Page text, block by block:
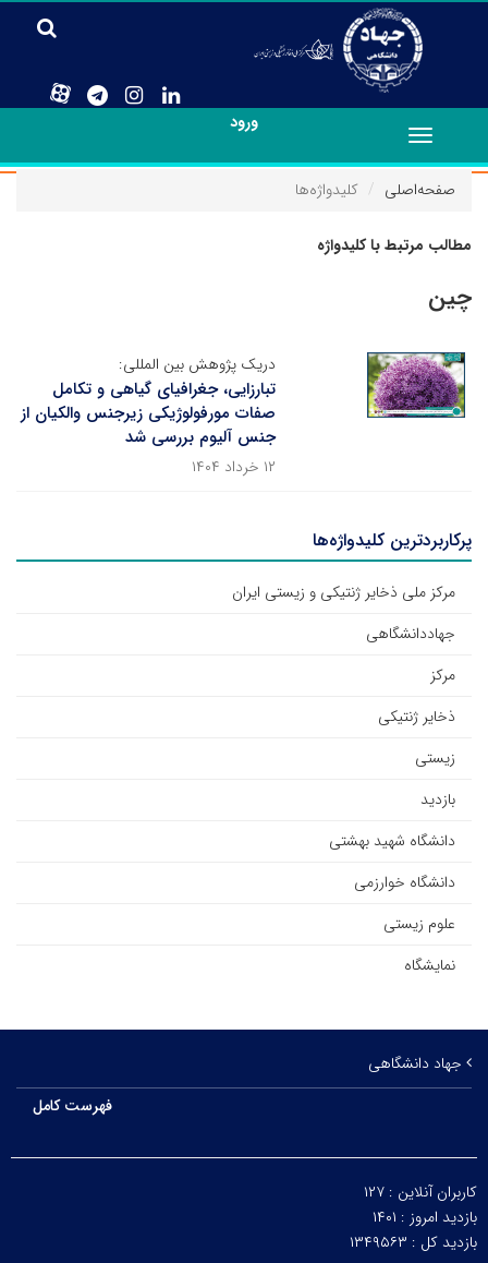
ورود
Toggle
navigation
صفحه‌اصلی
کلیدواژه‌ها
مطالب مرتبط با کلیدواژه
چین
دریک پژوهش بین المللی:
تبارزایی، جغرافیای گیاهی و تکامل
صفات مورفولوژیکی زیرجنس والکیان از
جنس آلیوم بررسی شد
۱۲ خرداد ۱۴۰۴
پرکاربردترین کلیدواژه‌ها
مرکز ملی ذخایر ژنتیکی و زیستی ایران
جهاددانشگاهی
مرکز
ذخایر ژنتیکی
زیستی
بازدید
دانشگاه شهید بهشتی
دانشگاه خوارزمی
علوم زیستی
نمایشگاه
جهاد دانشگاهی
فهرست کامل
کاربران آنلاین : ۱۲۷
بازدید امروز : ۱۴۰۱
بازدید کل : ۱۳۴۹۵۶۳